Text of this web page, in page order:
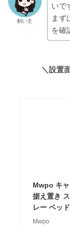
飼い主
いで
まず
を確
＼設置
Mwpo キ
据え置き
レー ベッ
Mwpo